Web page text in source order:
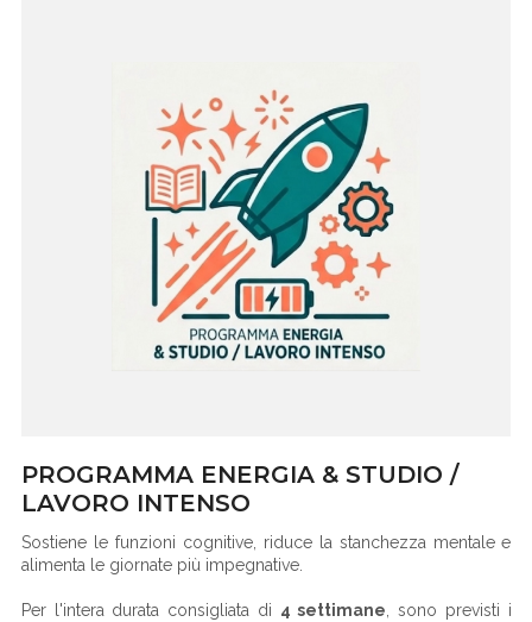
PROGRAMMA ENERGIA & STUDIO /
LAVORO INTENSO
Sostiene le funzioni cognitive, riduce la stanchezza mentale e
alimenta le giornate più impegnative.
Per l'intera durata consigliata di 4 settimane, sono previsti i